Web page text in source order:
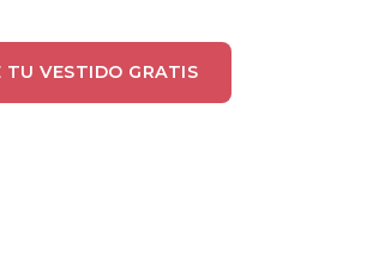
TU VESTIDO GRATIS